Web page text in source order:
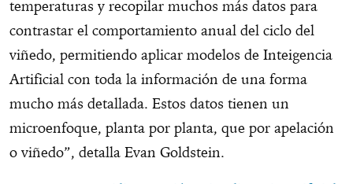
temperaturas y recopilar muchos más datos para
contrastar el comportamiento anual del ciclo del
viñedo, permitiendo aplicar modelos de Inteigencia
Artificial con toda la información de una forma
mucho más detallada. Estos datos tienen un
microenfoque, planta por planta, que por apelación
o viñedo”, detalla Evan Goldstein.